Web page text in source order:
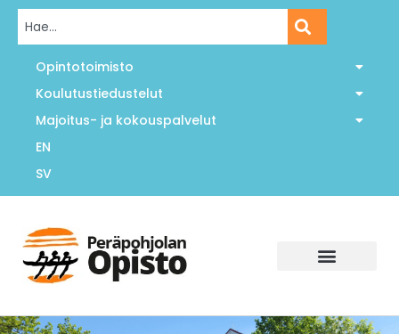
Opintotoimisto
Koulutustiedustelut
Majoitus- ja kokouspalvelut
EN
SV